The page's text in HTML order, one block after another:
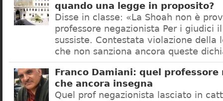
quando una legge in proposito?
Disse in classe: «La Shoah non è
professore negazionista Per i giudici
sussiste. Contestata violazione della
che non sanziona ancora queste
Franco Damiani: quel professore
che ancora insegna
Quel prof negazionista lasciato in